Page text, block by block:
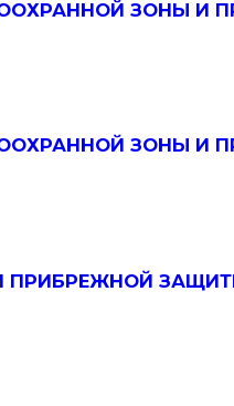
ЗОНЫ И
ЗОНЫ И
ПРИБРЕЖНОЙ